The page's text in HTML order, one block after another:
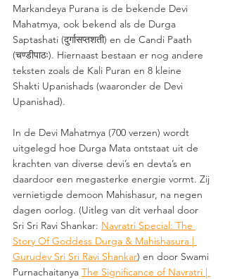
Markandeya Purana is de bekende Devi
Mahatmya, ook bekend als de Durga
Saptashati (दुर्गासप्तशती) en de Candi Paath
(चण्डीपाठः). Hiernaast bestaan er nog andere
teksten zoals de Kali Puran en 8 kleine
Shakti Upanishads (waaronder de Devi
Upanishad).
In de Devi Mahatmya (700 verzen) wordt
uitgelegd hoe Durga Mata ontstaat uit de
krachten van diverse devi’s en devta’s en
daardoor een megasterke energie vormt. Zij
vernietigde demoon Mahishasur, na negen
dagen oorlog. (Uitleg van dit verhaal door
Sri Sri Ravi Shankar: Navratri Special: The
Story Of Goddess Durga & Mahishasura |
Gurudev Sri Sri Ravi Shankar) en door Swami
Purnachaitanya The Significance of Navratri |